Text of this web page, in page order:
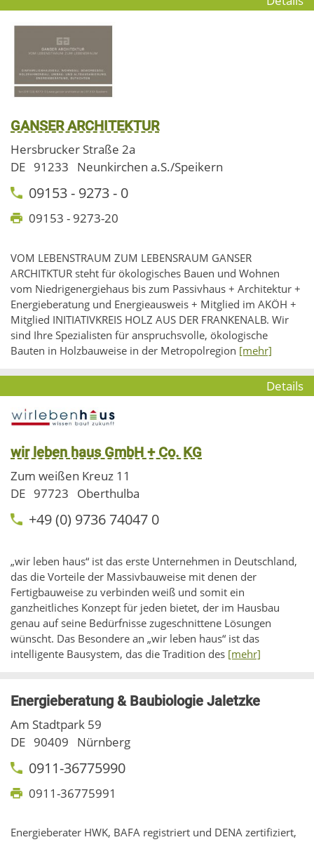
GANSER ARCHITEKTUR
Hersbrucker Straße 2a
DE 91233 Neunkirchen a.S./Speikern
09153 - 9273 - 0
09153 - 9273-20
VOM LEBENSTRAUM ZUM LEBENSRAUM GANSER
ARCHITKTUR steht für ökologisches Bauen und Wohnen
vom Niedrigenergiehaus bis zum Passivhaus + Architektur +
Energieberatung und Energieausweis + Mitglied im AKÖH +
Mitglied INITIATIVKREIS HOLZ AUS DER FRANKENALB. Wir
sind Ihre Spezialisten für anspruchsvolle, ökologische
Bauten in Holzbauweise in der Metropolregion [mehr]
Details
wir leben haus GmbH + Co. KG
Zum weißen Kreuz 11
DE 97723 Oberthulba
+49 (0) 9736 74047 0
„wir leben haus“ ist das erste Unternehmen in Deutschland,
das die Vorteile der Massivbauweise mit denen der
Fertigbauweise zu verbinden weiß und somit ein
ganzheitliches Konzept für jeden bietet, der im Hausbau
genau auf seine Bedürfnisse zugeschnittene Lösungen
wünscht. Das Besondere an „wir leben haus“ ist das
intelligente Bausystem, das die Tradition des [mehr]
Energieberatung & Baubiologie Jaletzke
Am Stadtpark 59
DE 90409 Nürnberg
0911-36775990
0911-36775991
Energieberater HWK, BAFA registriert und DENA zertifiziert,